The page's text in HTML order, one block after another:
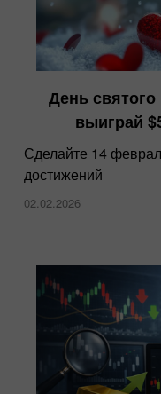
День
выиграй
Сделайте 14
достижений
02.02.2026